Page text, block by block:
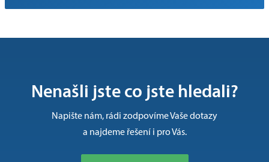
Nenašli jste co jste hledali?
Napište nám, rádi zodpovíme Vaše dotazy
a najdeme řešení i pro Vás.